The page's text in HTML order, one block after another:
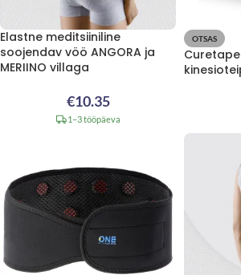
Elastne meditsiiniline
soojendav vöö ANGORA ja
MERIINO villaga
€10.35
1–3 tööpäeva
OTSAS